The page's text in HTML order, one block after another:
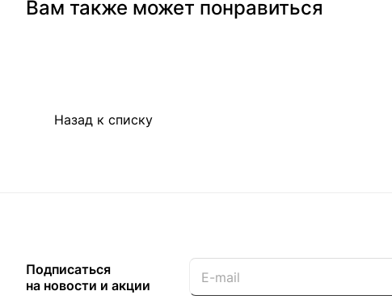
Вам также может понравиться
Назад к списку
Подписаться
на новости и акции